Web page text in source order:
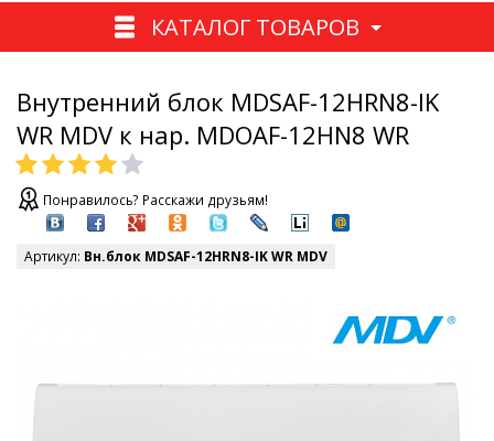
КАТАЛОГ ТОВАРОВ
Внутренний блок MDSAF-12HRN8-IK
WR MDV к нар. MDOAF-12HN8 WR
Понравилось? Расскажи друзьям!
Артикул: Вн.блок MDSAF-12HRN8-IK WR MDV